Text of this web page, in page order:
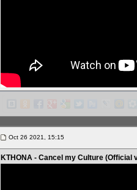
Oct 26 2021, 15:15
KTHONA - Cancel my Culture (Official